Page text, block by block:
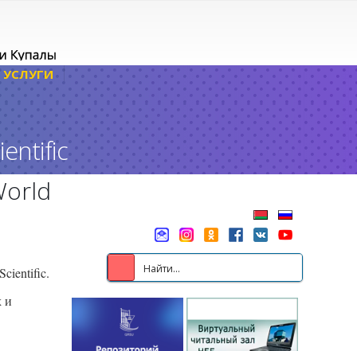
УСЛУГИ
и